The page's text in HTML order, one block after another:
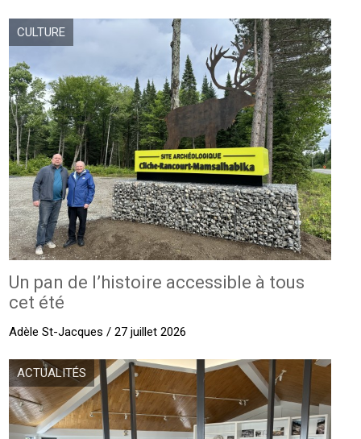
CULTURE
Un pan de l’histoire accessible à tous
cet été
Adèle St-Jacques / 27 juillet 2026
ACTUALITÉS